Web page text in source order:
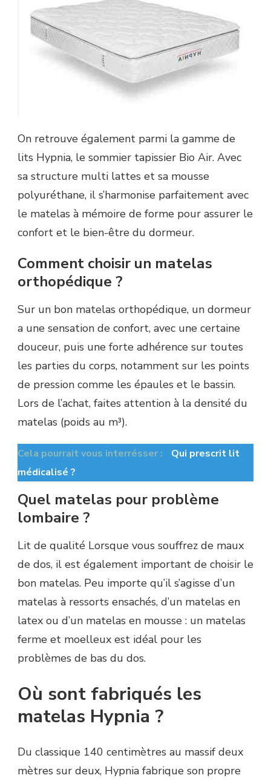
On retrouve également parmi la gamme de
lits Hypnia, le sommier tapissier Bio Air. Avec
sa structure multi lattes et sa mousse
polyuréthane, il s’harmonise parfaitement avec
le matelas à mémoire de forme pour assurer le
confort et le bien-être du dormeur.
Comment choisir un matelas
orthopédique ?
Sur un bon matelas orthopédique, un dormeur
a une sensation de confort, avec une certaine
douceur, puis une forte adhérence sur toutes
les parties du corps, notamment sur les points
de pression comme les épaules et le bassin.
Lors de l’achat, faites attention à la densité du
matelas (poids au m³).
Cela pourrait vous interrésser :
Qui prescrit lit
médicalisé ?
Quel matelas pour problème
lombaire ?
Lit de qualité Lorsque vous souffrez de maux
de dos, il est également important de choisir le
bon matelas. Peu importe qu’il s’agisse d’un
matelas à ressorts ensachés, d’un matelas en
latex ou d’un matelas en mousse : un matelas
ferme et moelleux est idéal pour les
problèmes de bas du dos.
Où sont fabriqués les
matelas Hypnia ?
Du classique 140 centimètres au massif deux
mètres sur deux, Hypnia fabrique son propre